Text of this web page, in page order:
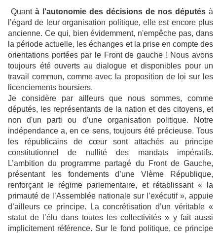
Quant à l'autonomie des décisions de nos députés à
l’égard de leur organisation politique, elle est encore plus
ancienne. Ce qui, bien évidemment, n'empêche pas, dans
la période actuelle, les échanges et la prise en compte des
orientations portées par le Front de gauche ! Nous avons
toujours été ouverts au dialogue et disponibles pour un
travail commun, comme avec la proposition de loi sur les
licenciements boursiers.
Je considère par ailleurs que nous sommes, comme
députés, les représentants de la nation et des citoyens, et
non d'un parti ou d’une organisation politique. Notre
indépendance a, en ce sens, toujours été précieuse. Tous
les républicains de cœur sont attachés au principe
constitutionnel de nullité des mandats impératifs.
L’ambition du programme partagé du Front de Gauche,
présentant les fondements d’une VIème République,
renforçant le régime parlementaire, et rétablissant « la
primauté de l’Assemblée nationale sur l’exécutif », appuie
d’ailleurs ce principe. La concrétisation d’un véritable «
statut de l’élu dans toutes les collectivités » y fait aussi
implicitement référence. Sur le fond politique, ce principe